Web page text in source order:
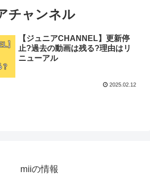
チャンネル
【ジュニアCHANNEL】更新停
止?過去の動画は残る?理由はリ
ニューアル
2025.02.12
miiの情報